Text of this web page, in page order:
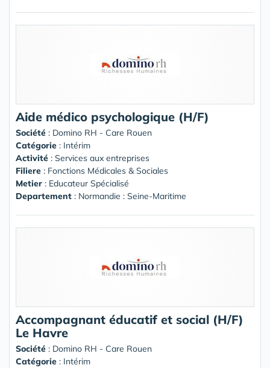
Aide médico psychologique (H/F)
Société : Domino RH - Care Rouen
Catégorie : Intérim
Activité : Services aux entreprises
Filiere : Fonctions Médicales & Sociales
Metier : Educateur Spécialisé
Departement : Normandie : Seine-Maritime
Accompagnant éducatif et social (H/F)
Le Havre
Société : Domino RH - Care Rouen
Catégorie : Intérim